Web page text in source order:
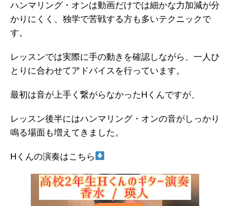
ハンマリング・オンは動画だけでは細かな力加減が分
かりにくく、独学で苦戦する方も多いテクニックで
す。
レッスンでは実際に手の動きを確認しながら、一人ひ
とりに合わせてアドバイスを行っています。
最初は音が上手く繋がらなかったHくんですが、
レッスン後半にはハンマリング・オンの音がしっかり
鳴る場面も増えてきました。
Hくんの演奏はこちら